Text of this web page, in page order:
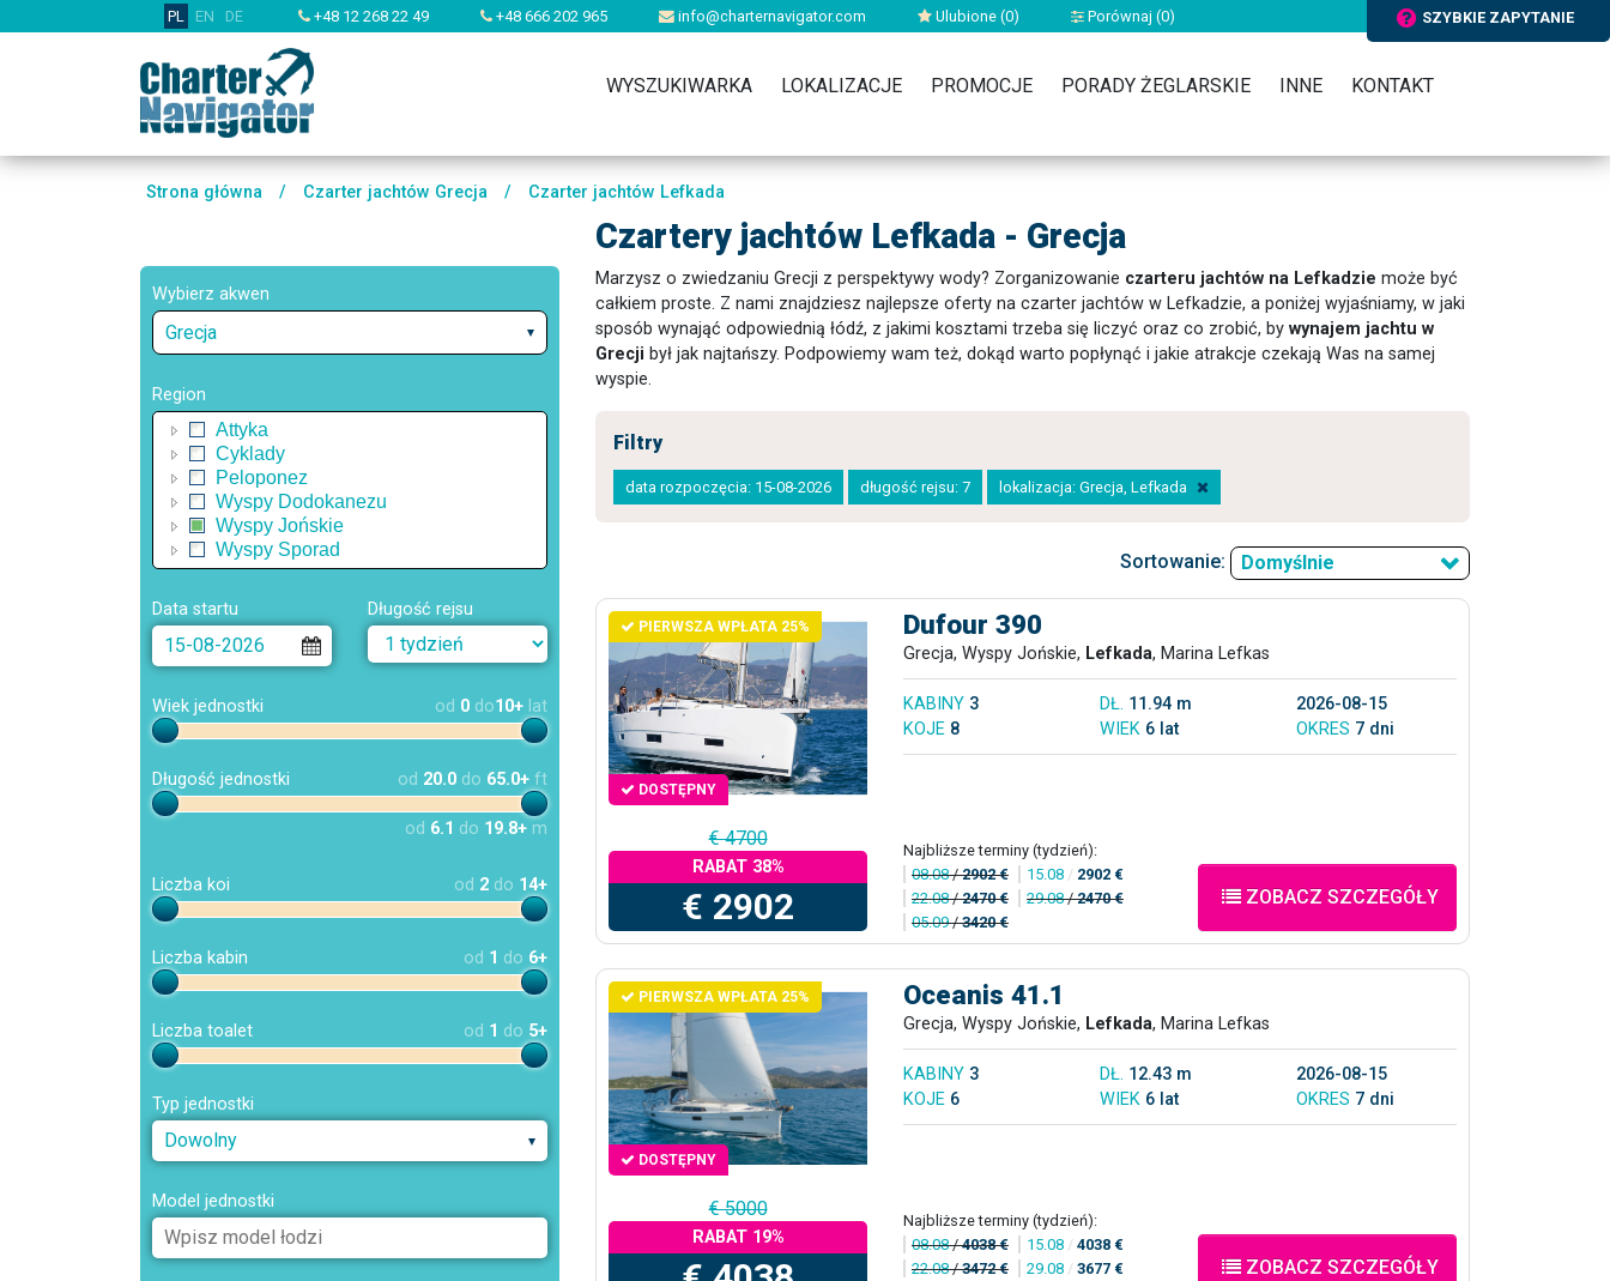
PL EN DE +48 12 268 22 49 +48 666 202 965 info@charternavigator.com Ulubione (0) Porównaj (0) SZYBKIE ZAPYTANIE
WYSZUKIWARKA LOKALIZACJE PROMOCJE PORADY ŻEGLARSKIE INNE KONTAKT
Strona główna / Czarter jachtów Grecja / Czarter jachtów Lefkada
Czartery jachtów Lefkada - Grecja
Wybierz akwen
Grecja
Region
Attyka
Cyklady
Peloponez
Wyspy Dodokanezu
Wyspy Jońskie
Wyspy Sporad
Data startu Długość rejsu
Wiek jednostki od 0 do10+ lat
Długość jednostki od 20.0 do 65.0+ ft
od 6.1 do 19.8+ m
Liczba koi od 2 do 14+
Liczba kabin od 1 do 6+
Liczba toalet od 1 do 5+
Typ jednostki
Dowolny
Model jednostki
Marzysz o zwiedzaniu Grecji z perspektywy wody? Zorganizowanie czarteru jachtów na Lefkadzie może być
całkiem proste. Z nami znajdziesz najlepsze oferty na czarter jachtów w Lefkadzie, a poniżej wyjaśniamy, w jaki
sposób wynająć odpowiednią łódź, z jakimi kosztami trzeba się liczyć oraz co zrobić, by wynajem jachtu w
Grecji był jak najtańszy. Podpowiemy wam też, dokąd warto popłynąć i jakie atrakcje czekają Was na samej
wyspie.
Filtry
data rozpoczęcia: 15-08-2026 długość rejsu: 7 lokalizacja: Grecja, Lefkada
Sortowanie: Domyślnie
PIERWSZA WPŁATA 25%
DOSTĘPNY
Dufour 390
Grecja, Wyspy Jońskie, Lefkada, Marina Lefkas
KABINY 3 DŁ. 11.94 m
2026-08-15
KOJE 8 WIEK 6 lat OKRES 7 dni
€ 4700
RABAT 38%
€ 2902
Najbliższe terminy (tydzień):
08.08/2902 € 15.08 / 2902 €
22.08/2470 € 29.08/2470 €
05.09/3420 €
ZOBACZ SZCZEGÓŁY
PIERWSZA WPŁATA 25%
DOSTĘPNY
Oceanis 41.1
Grecja, Wyspy Jońskie, Lefkada, Marina Lefkas
KABINY 3 DŁ. 12.43 m
2026-08-15
KOJE 6 WIEK 6 lat OKRES 7 dni
€ 5000
RABAT 19%
Najbliższe terminy (tydzień):
08.08/4038 € 15.08 / 4038 €
22.08/3472 € 29.08 / 3677 €
ZOBACZ SZCZEGÓŁY